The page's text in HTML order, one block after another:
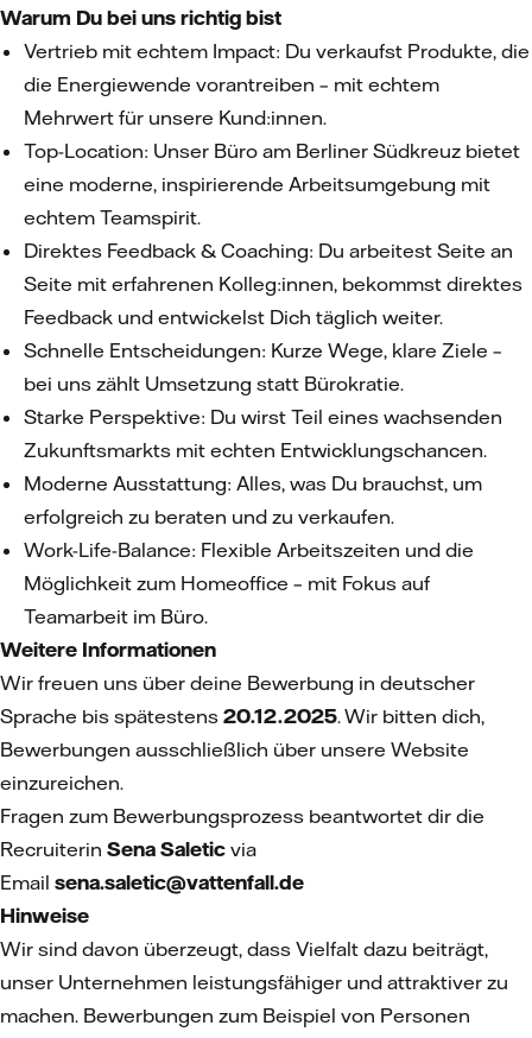
Warum Du bei uns richtig bist
Vertrieb mit echtem Impact: Du verkaufst Produkte, die
die Energiewende vorantreiben – mit echtem
Mehrwert für unsere Kund:innen.
Top-Location: Unser Büro am Berliner Südkreuz bietet
eine moderne, inspirierende Arbeitsumgebung mit
echtem Teamspirit.
Direktes Feedback & Coaching: Du arbeitest Seite an
Seite mit erfahrenen Kolleg:innen, bekommst direktes
Feedback und entwickelst Dich täglich weiter.
Schnelle Entscheidungen: Kurze Wege, klare Ziele –
bei uns zählt Umsetzung statt Bürokratie.
Starke Perspektive: Du wirst Teil eines wachsenden
Zukunftsmarkts mit echten Entwicklungschancen.
Moderne Ausstattung: Alles, was Du brauchst, um
erfolgreich zu beraten und zu verkaufen.
Work-Life-Balance: Flexible Arbeitszeiten und die
Möglichkeit zum Homeoffice – mit Fokus auf
Teamarbeit im Büro.
Weitere Informationen
Wir freuen uns über deine Bewerbung in deutscher
Sprache bis spätestens 20.12.2025. Wir bitten dich,
Bewerbungen ausschließlich über unsere Website
einzureichen.
Fragen zum Bewerbungsprozess beantwortet dir die
Recruiterin Sena Saletic via
Email sena.saletic@vattenfall.de
Hinweise
Wir sind davon überzeugt, dass Vielfalt dazu beiträgt,
unser Unternehmen leistungsfähiger und attraktiver zu
machen. Bewerbungen zum Beispiel von Personen